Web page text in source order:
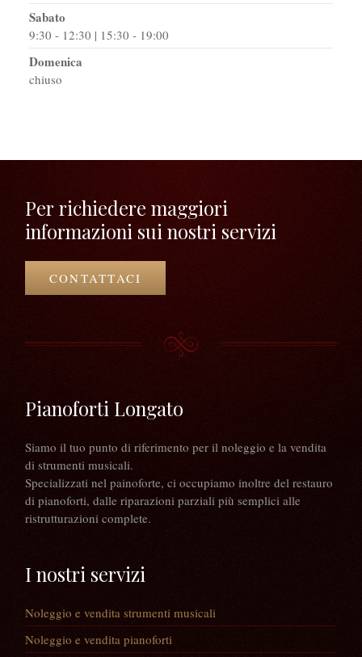
Sabato
9:30 - 12:30 | 15:30 - 19:00
Domenica
chiuso
Per richiedere maggiori
informazioni sui nostri servizi
CONTATTACI
Pianoforti Longato
Siamo il tuo punto di riferimento per il noleggio e la vendita
di strumenti musicali.
Specializzati nel painoforte, ci occupiamo inoltre del restauro
di pianoforti, dalle riparazioni parziali più semplici alle
ristrutturazioni complete.
I nostri servizi
Noleggio e vendita strumenti musicali
Noleggio e vendita pianoforti